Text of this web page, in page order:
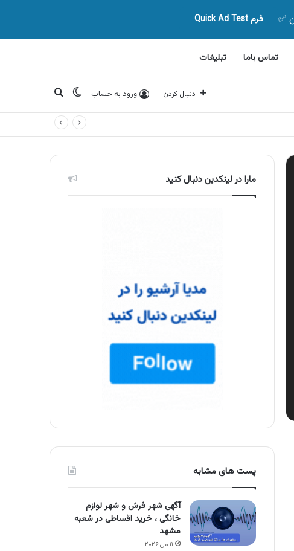
فرم Quick Ad Test
تماس باما تبلیغات
دنبال کردن ورود به حساب تغییر پوسته
جستجو برای
مارا در لینکدین دنبال کنید
پست های مشابه
آگهی شهر فرش و شهر لوازم
خانگی ، خرید اقساطی در شعبه
مشهد
۱۱ می ۲۰۲۶